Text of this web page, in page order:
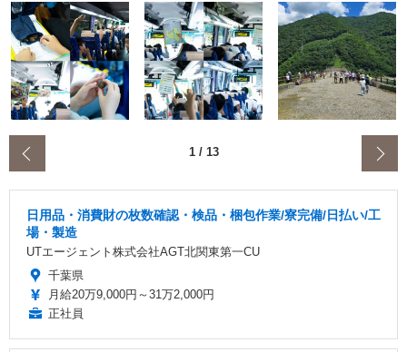
1/ 13
日用品・消費財の枚数確認・検品・梱包作業/寮完備/日払い/工
場・製造
UTエージェント株式会社AGT北関東第一CU
千葉県
月給20万9,000円～31万2,000円
正社員